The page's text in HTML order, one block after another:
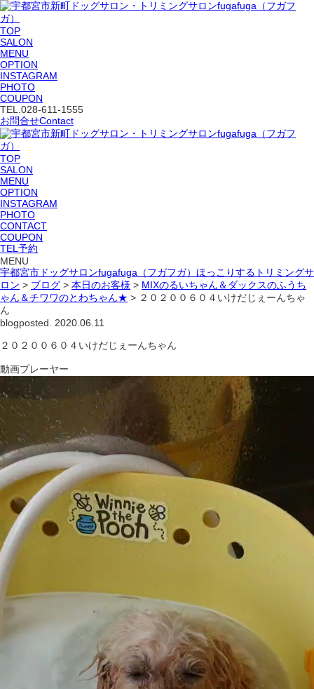
TOP
SALON
MENU
OPTION
INSTAGRAM
PHOTO
COUPON
TEL. 028-611-1555
お問合せContact
TOP
SALON
MENU
OPTION
INSTAGRAM
PHOTO
CONTACT
COUPON
TEL予約
MENU
宇都宮市ドッグサロンfugafuga（フガフガ）ほっこりするトリミングサ
ロン > ブログ > 本日のお客様 > MIXのるいちゃん＆ダックスのふうち
ゃん＆チワワのとわちゃん★ > ２０２００６０４いけだじぇーんちゃ
ん
blogposted. 2020.06.11
２０２００６０４いけだじぇーんちゃん
動画プレーヤー